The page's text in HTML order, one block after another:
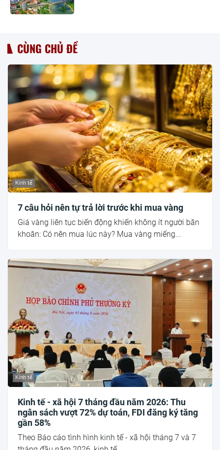
CÙNG CHỦ ĐỀ
Kinh tế
7 câu hỏi nên tự trả lời trước khi mua vàng
Giá vàng liên tục biến động khiến không ít người băn
khoăn: Có nên mua lúc này? Mua vàng miếng...
Kinh tế
Kinh tế - xã hội 7 tháng đầu năm 2026: Thu
ngân sách vượt 72% dự toán, FDI đăng ký tăng
gần 58%
Theo Báo cáo tình hình kinh tế - xã hội tháng 7 và 7